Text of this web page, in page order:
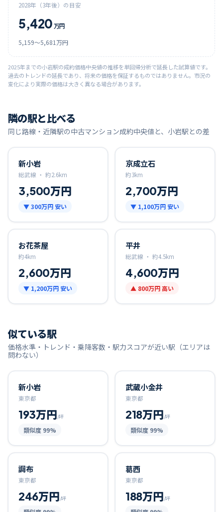
2028年（3年後）の目安
5,420 万円
5,159〜5,681 万円
2025年までの小岩駅の成約価格中央値の推移を単回帰分析で延長した試算値です。
過去のトレンドの延長であり、将来の価格を保証するものではありません。市況の
変化により実際の価格は大きく異なる場合があります。
隣の駅と比べる
同じ路線・近隣駅の中古マンション成約中央値と、 小岩駅との差
新小岩
総武線 ・ 約2.6km
3,500万円
▼300万円 安い
京成立石
約3km
2,700万円
▼ 1,100万円 安い
お花茶屋
約4km
2,600万円
▼ 1,200万円 安い
平井
総武線 ・ 約4.5km
4,600万円
▲ 800万円高い
似ている駅
価格水準・トレンド・乗降客数・駅力スコアが近い駅（エリアは
問わない）
新小岩
東京都
193万円/坪
類似度 99%
武蔵小金井
東京都
218万円/坪
類似度 99%
調布
東京都
246万円/坪
葛西
東京都
188万円/坪